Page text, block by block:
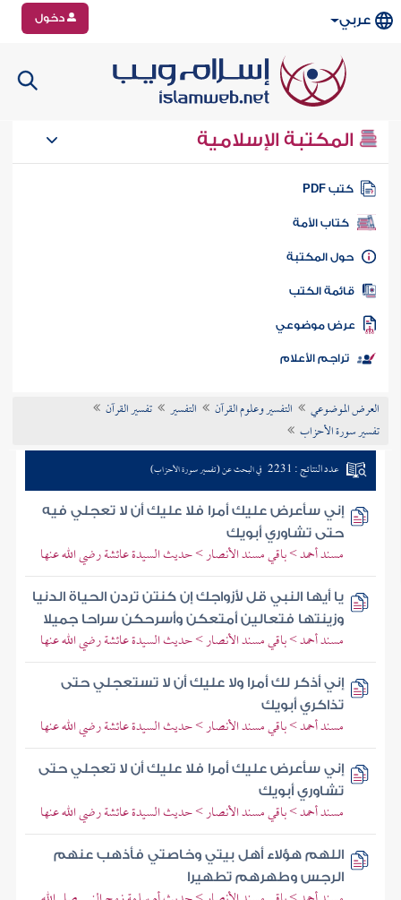
عربي دخول
المكتبة الإسلامية
كتب PDF
كتاب الأمة
المكتبة
الكتب
موضوعي
تراجم الأعلام
العرض الموضوعي التفسير وعلوم القرآن التفسير
تفسير القرآن
تفسير سورة الأحزاب
عدد النتائج : 2231 في البحث عن (تفسير سورة الأحزاب)
إني سأعرض عليك أمرا فلا عليك أن لا تعجلي فيه
حتى تشاوري أبويك
مسند أحمد > باقي مسند الأنصار > حديث السيدة عائشة رضي الله عنها
يا أيها النبي قل لأزواجك إن كنتن تردن الحياة الدنيا
وزينتها فتعالين أمتعكن وأسرحكن سراحا جميلا
مسند أحمد > باقي مسند الأنصار > حديث السيدة عائشة رضي الله عنها
إني أذكر لك أمرا ولا عليك أن لا تستعجلي حتى
تذاكري أبويك
مسند أحمد > باقي مسند الأنصار > حديث السيدة عائشة رضي الله عنها
إني سأعرض عليك أمرا فلا عليك أن لا تعجلي حتى
تشاوري أبويك
مسند أحمد > باقي مسند الأنصار > حديث السيدة عائشة رضي الله عنها
اللهم هؤلاء أهل بيتي وخاصتي فأذهب عنهم
الرجس وطهرهم تطهيرا